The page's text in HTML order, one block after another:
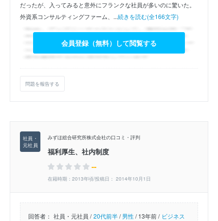
だったが、入ってみると意外にフランクな社員が多いのに驚いた。
外資系コンサルティングファーム、...続きを読む(全166文字)
会員登録（無料）して閲覧する
問題を報告する
みずほ総合研究所株式会社の口コミ・評判
福利厚生、社内制度
--
在籍時期：2013年頃/投稿日： 2014年10月1日
回答者： 社員・元社員 / 20代前半/男性/13年前 / ビジネス